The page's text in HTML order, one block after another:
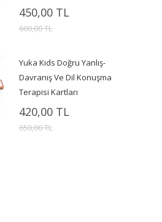
450,00 TL
600,00 TL
Yuka Kids Doğru Yanlış-
Davranış Ve Dil Konuşma
Terapisi Kartları
420,00 TL
650,00 TL